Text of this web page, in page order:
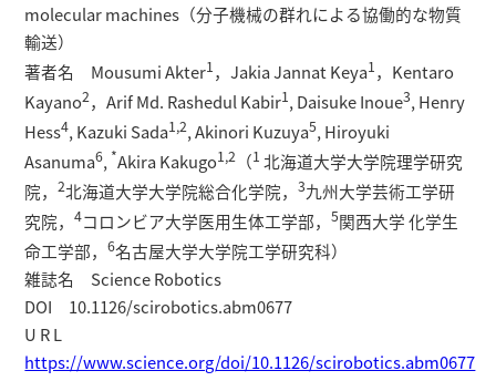
molecular machines（分子機械の群れによる協働的な物質
輸送）
著者名 Mousumi Akter1，Jakia Jannat Keya1，Kentaro
Kayano2，Arif Md. Rashedul Kabir1, Daisuke Inoue3, Henry
Hess4, Kazuki Sada1,2, Akinori Kuzuya5, Hiroyuki
Asanuma6, *Akira Kakugo1,2 （1 北海道大学大学院理学研究
院，2北海道大学大学院総合化学院，3九州大学芸術工学研
究院，4コロンビア大学医用生体工学部，5関西大学 化学生
命工学部，6名古屋大学大学院工学研究科）
雑誌名 Science Robotics
DOI 10.1126/scirobotics.abm0677
U R L
https://www.science.org/doi/10.1126/scirobotics.abm0677